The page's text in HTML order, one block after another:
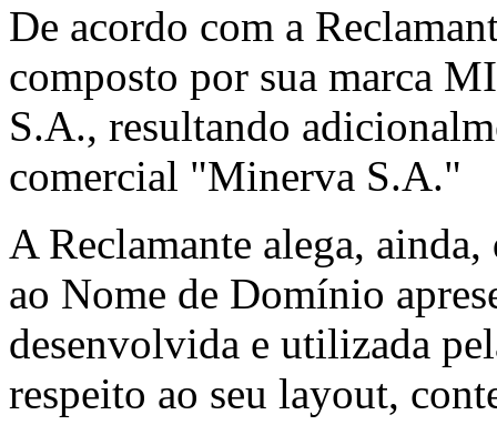
De acordo com a
composto por sua marca
S.A., resultando
comercial "Minerva S.A."
A Reclamante alega,
ao Nome de Domínio
desenvolvida e utilizada
respeito ao seu layout,